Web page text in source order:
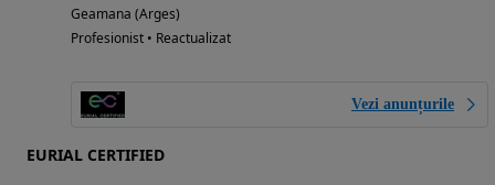
Geamana (Arges)
Profesionist • Reactualizat
Vezi anunțurile
EURIAL CERTIFIED